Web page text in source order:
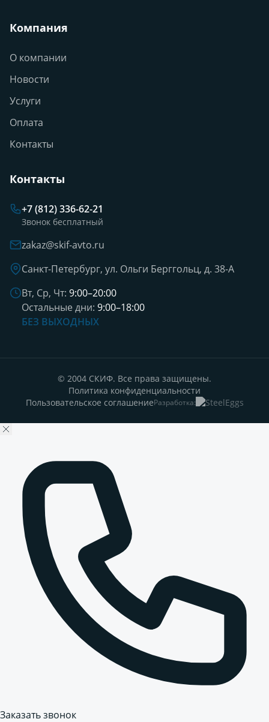
Компания
О компании
Новости
Услуги
Оплата
Контакты
Контакты
+7 (812) 336-62-21
Звонок бесплатный
zakaz@skif-avto.ru
Санкт-Петербург, ул. Ольги Берггольц, д. 38-А
Вт, Ср, Чт: 9:00–20:00
Остальные дни: 9:00–18:00
БЕЗ ВЫХОДНЫХ
© 2004 СКИФ. Все права защищены.
Политика конфиденциальности
Пользовательское соглашениеРазработка:
Заказать звонок